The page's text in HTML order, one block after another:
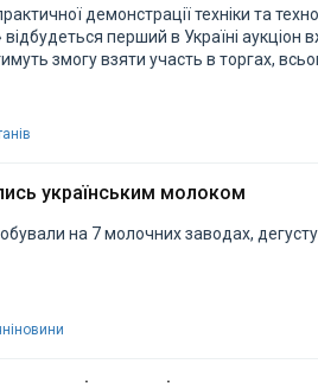
демонстрації техніки та
перший в Україні аукціон
змогу взяти участь в торгах,
українським молоком
на 7 молочних заводах,